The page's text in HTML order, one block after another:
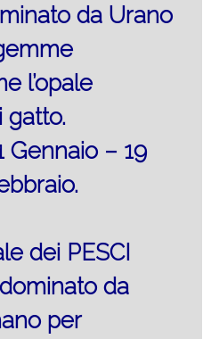
da Urano
l’opale
gatto.
Gennaio – 19
dei PESCI
da
per